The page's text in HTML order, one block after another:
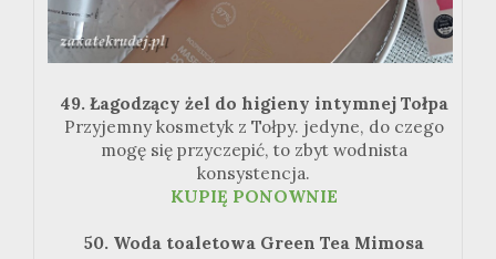
49. Łagodzący żel do higieny intymnej Tołpa
Przyjemny kosmetyk z Tołpy. jedyne, do czego
mogę się przyczepić, to zbyt wodnista
konsystencja.
KUPIĘ PONOWNIE
50. Woda toaletowa Green Tea Mimosa